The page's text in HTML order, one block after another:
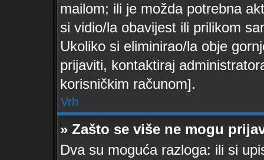
mailom; ili je možda potrebna
si vidio/la obavijest ili prilikom
Ukoliko si eliminirao/la obje
prijaviti, kontaktiraj
korisničkim računom].
Vrh
» Zašto se više ne mogu
Dva su moguća razloga: ili si